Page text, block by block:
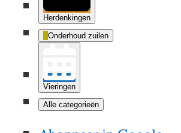
Herdenkingen
Onderhoud zuilen
Vieringen
Alle categorieën